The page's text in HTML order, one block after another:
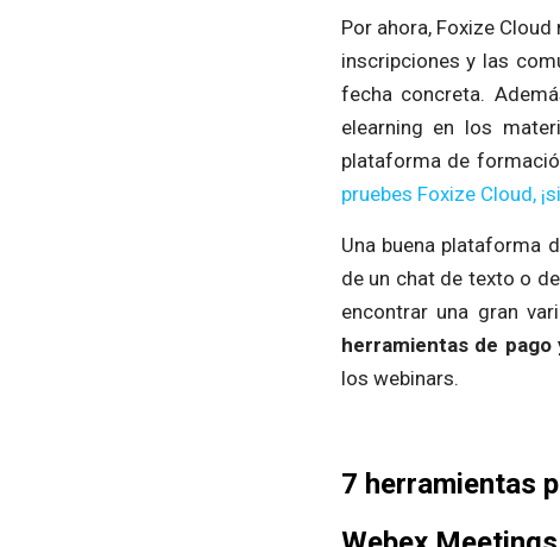
Por ahora, Foxize
inscripciones y las
fecha concreta.
elearning en los
plataforma de
pruebes Foxize Cloud,
Una buena plataforma
de un chat de texto o
encontrar una gran
herramientas de
los webinars.
7 herramientas